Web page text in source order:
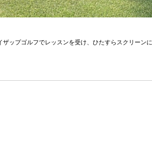
ップゴルフでレッスンを受け、ひたすらスクリーン